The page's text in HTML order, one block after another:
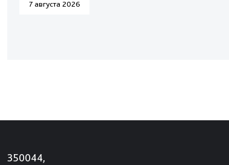
7 августа 2026
350044,